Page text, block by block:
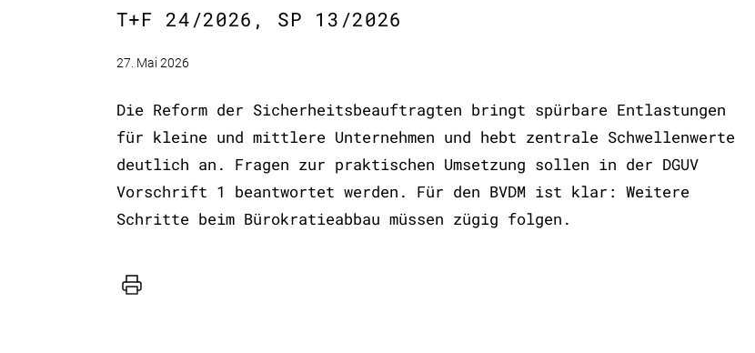
T+F 24/2026, SP 13/2026
27. Mai 2026
Die Reform der Sicherheitsbeauftragten bringt spürbare Entlastungen
für kleine und mittlere Unternehmen und hebt zentrale Schwellenwerte
deutlich an. Fragen zur praktischen Umsetzung sollen in der DGUV
Vorschrift 1 beantwortet werden. Für den BVDM ist klar: Weitere
Schritte beim Bürokratieabbau müssen zügig folgen.
Drucker